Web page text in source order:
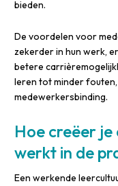
bieden.
De voordelen voor
zekerder in hun werk,
betere
leren tot minder
medewerkersbinding.
Hoe creëer
werkt in de
Een werkende